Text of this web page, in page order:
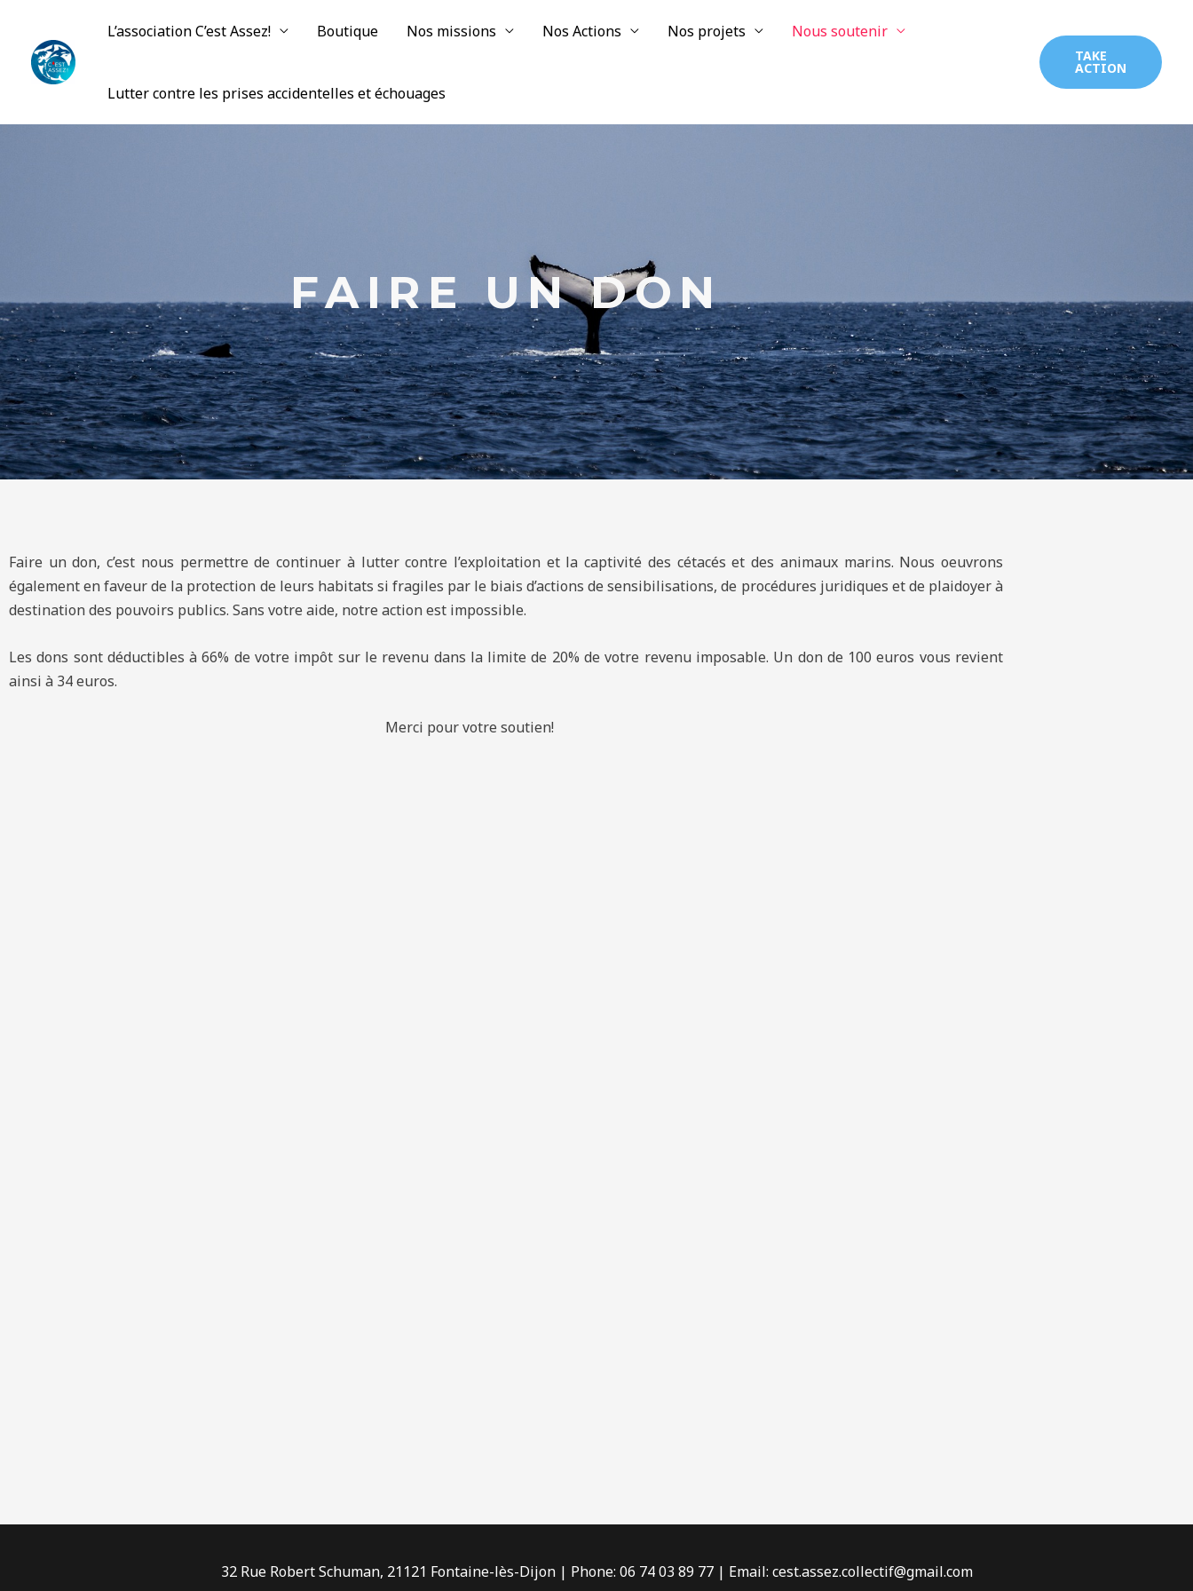
L’association C’est Assez! Boutique Nos missions Nos Actions Nos projets Nous soutenir
Lutter contre les prises accidentelles et échouages
TAKE
ACTION
FAIRE UN DON
Faire un don, c’est nous permettre de continuer à lutter contre l’exploitation et la captivité des cétacés et des animaux marins. Nous oeuvrons
également en faveur de la protection de leurs habitats si fragiles par le biais d’actions de sensibilisations, de procédures juridiques et de plaidoyer à
destination des pouvoirs publics. Sans votre aide, notre action est impossible.
Les dons sont déductibles à 66% de votre impôt sur le revenu dans la limite de 20% de votre revenu imposable. Un don de 100 euros vous revient
ainsi à 34 euros.
Merci pour votre soutien!
32 Rue Robert Schuman, 21121 Fontaine-lès-Dijon | Phone: 06 74 03 89 77 | Email: cest.assez.collectif@gmail.com